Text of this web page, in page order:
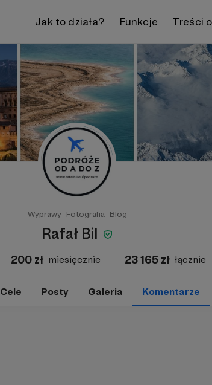
Jak to działa? Funkcje Treści
Wyprawy Fotografia Blog
Rafał Bil
200 zł miesięcznie 23 165 zł łącznie
Cele Posty Galeria Komentarze